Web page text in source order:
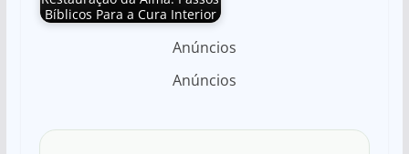
Bíblicos Para a Cura Interior
Anúncios
Anúncios